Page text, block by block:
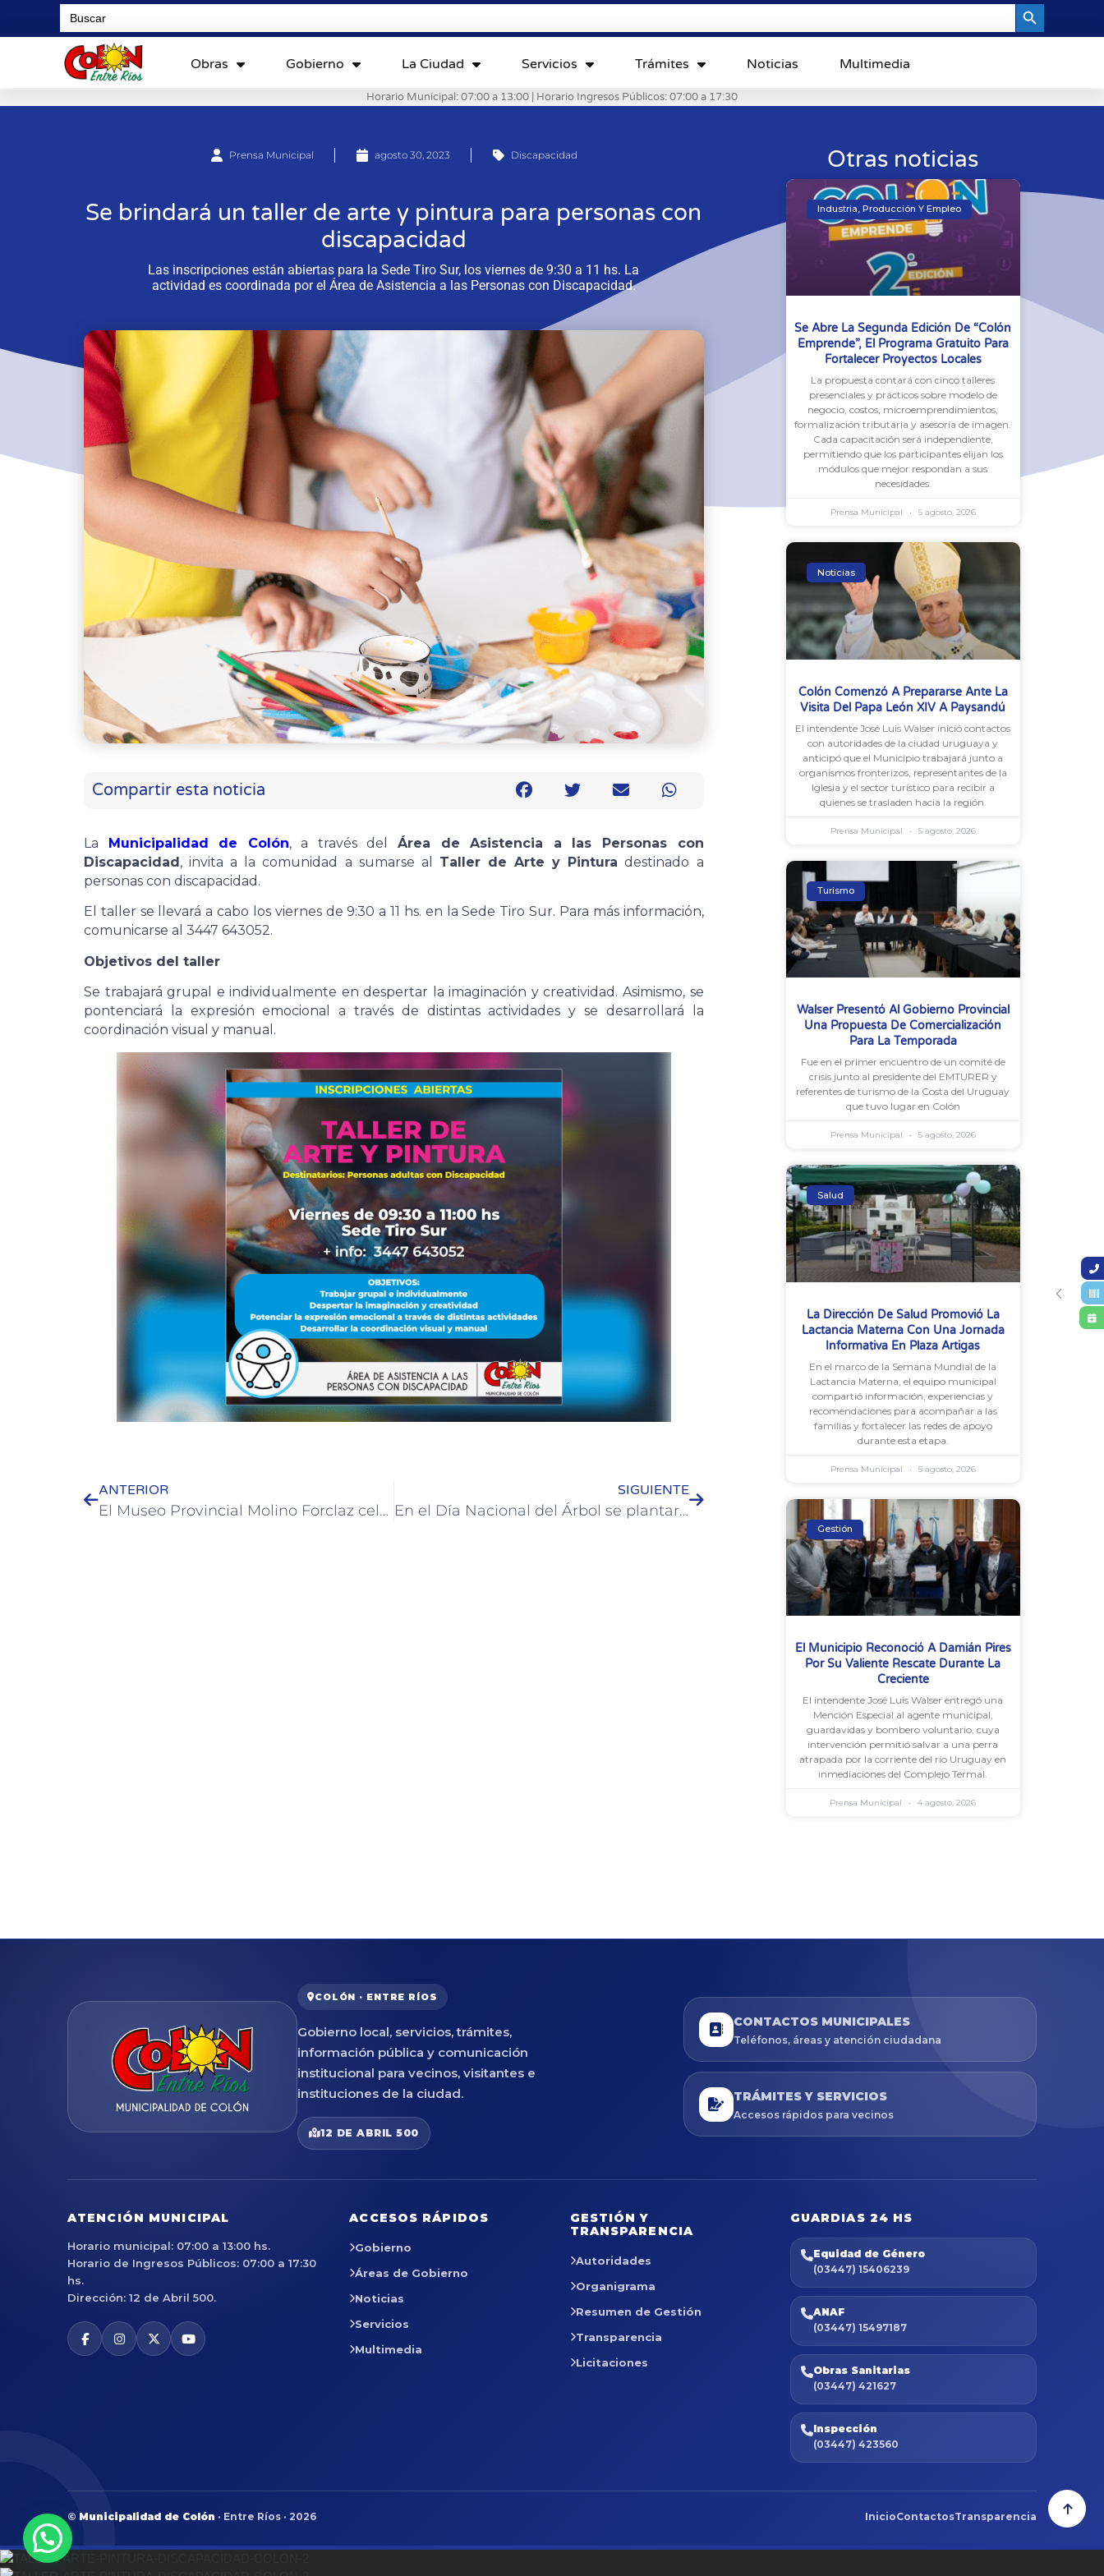
Search
for:
Obras Gobierno La Ciudad Servicios Trámites Noticias Multimedia
Horario Municipal: 07:00 a 13:00 | Horario Ingresos Públicos: 07:00 a 17:30
Prensa Municipal agosto 30, 2023 Discapacidad
Se brindará un taller de arte y pintura para personas con
discapacidad
Las inscripciones están abiertas para la Sede Tiro Sur, los viernes de 9:30 a 11 hs. La
actividad es coordinada por el Área de Asistencia a las Personas con Discapacidad.
Compartir esta noticia
La Municipalidad de Colón, a través delÁrea de Asistencia a las Personas con
Discapacidad, invita a la comunidad a sumarse al Taller de Arte y Pintura destinado a
personas con discapacidad.
El taller se llevará a cabo los viernes de 9:30 a 11 hs. en la Sede Tiro Sur. Para más información,
comunicarse al 3447 643052.
Objetivos del taller
Se trabajará grupal e individualmente en despertar la imaginación y creatividad. Asimismo, se
pontenciará la expresión emocional a través de distintas actividades y se desarrollará la
coordinación visual y manual.
ANTERIOR
El Museo Provincial Molino Forclaz celebró su décimo aniversario
SIGUIENTE
En el Día Nacional del Árbol se plantaron ejemplares junto a estudiantes de Colón
Otras noticias
Industria, Producción Y Empleo
Se Abre La Segunda Edición De “Colón
Emprende”, El Programa Gratuito Para
Fortalecer Proyectos Locales
La propuesta contará con cinco talleres
presenciales y prácticos sobre modelo de
negocio, costos, microemprendimientos,
formalización tributaria y asesoría de imagen.
Cada capacitación será independiente,
permitiendo que los participantes elijan los
módulos que mejor respondan a sus
necesidades.
Prensa Municipal 5 agosto, 2026
Noticias
Colón Comenzó A Prepararse Ante La
Visita Del Papa León XIV A Paysandú
El intendente José Luis Walser inició contactos
con autoridades de la ciudad uruguaya y
anticipó que el Municipio trabajará junto a
organismos fronterizos, representantes de la
Iglesia y el sector turístico para recibir a
quienes se trasladen hacia la región.
Prensa Municipal 5 agosto, 2026
Turismo
Walser Presentó Al Gobierno Provincial
Una Propuesta De Comercialización
Para La Temporada
Fue en el primer encuentro de un comité de
crisis junto al presidente del EMTURER y
referentes de turismo de la Costa del Uruguay
que tuvo lugar en Colón
Prensa Municipal 5 agosto, 2026
Salud
La Dirección De Salud Promovió La
Lactancia Materna Con Una Jornada
Informativa En Plaza Artigas
En el marco de la Semana Mundial de la
Lactancia Materna, el equipo municipal
compartió información, experiencias y
recomendaciones para acompañar a las
familias y fortalecer las redes de apoyo
durante esta etapa.
Prensa Municipal 5 agosto, 2026
Gestión
El Municipio Reconoció A Damián Pires
Por Su Valiente Rescate Durante La
Creciente
El intendente José Luis Walser entregó una
Mención Especial al agente municipal,
guardavidas y bombero voluntario, cuya
intervención permitió salvar a una perra
atrapada por la corriente del río Uruguay en
inmediaciones del Complejo Termal.
Prensa Municipal 4 agosto, 2026
COLÓN · ENTRE RÍOS
Gobierno local, servicios, trámites,
información pública y comunicación
institucional para vecinos, visitantes e
instituciones de la ciudad.
12 DE ABRIL 500
CONTACTOS MUNICIPALES
Teléfonos, áreas y atención ciudadana
TRÁMITES Y SERVICIOS
Accesos rápidos para vecinos
ATENCIÓN MUNICIPAL
Horario municipal: 07:00 a 13:00 hs.
Horario de Ingresos Públicos: 07:00 a 17:30
hs.
Dirección: 12 de Abril 500.
ACCESOS RÁPIDOS
Gobierno
Áreas de Gobierno
Noticias
Servicios
Multimedia
GESTIÓN Y
TRANSPARENCIA
Autoridades
Organigrama
Resumen de Gestión
Transparencia
Licitaciones
GUARDIAS 24 HS
Equidad de Género
(03447) 15406239
ANAF
(03447) 15497187
Obras Sanitarias
(03447) 421627
Inspección
(03447) 423560
© Municipalidad de Colón · Entre Ríos · 2026 InicioContactosTransparencia